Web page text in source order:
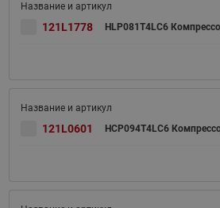
121L1778 HLP081T4LC6
121L0601 HCP094T4LC6